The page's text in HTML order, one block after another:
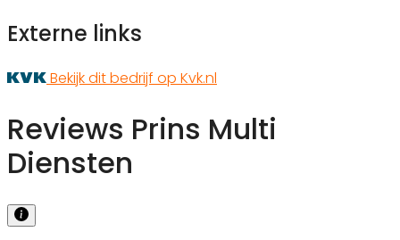
Externe links
Bekijk dit bedrijf op Kvk.nl
Reviews Prins Multi
Diensten